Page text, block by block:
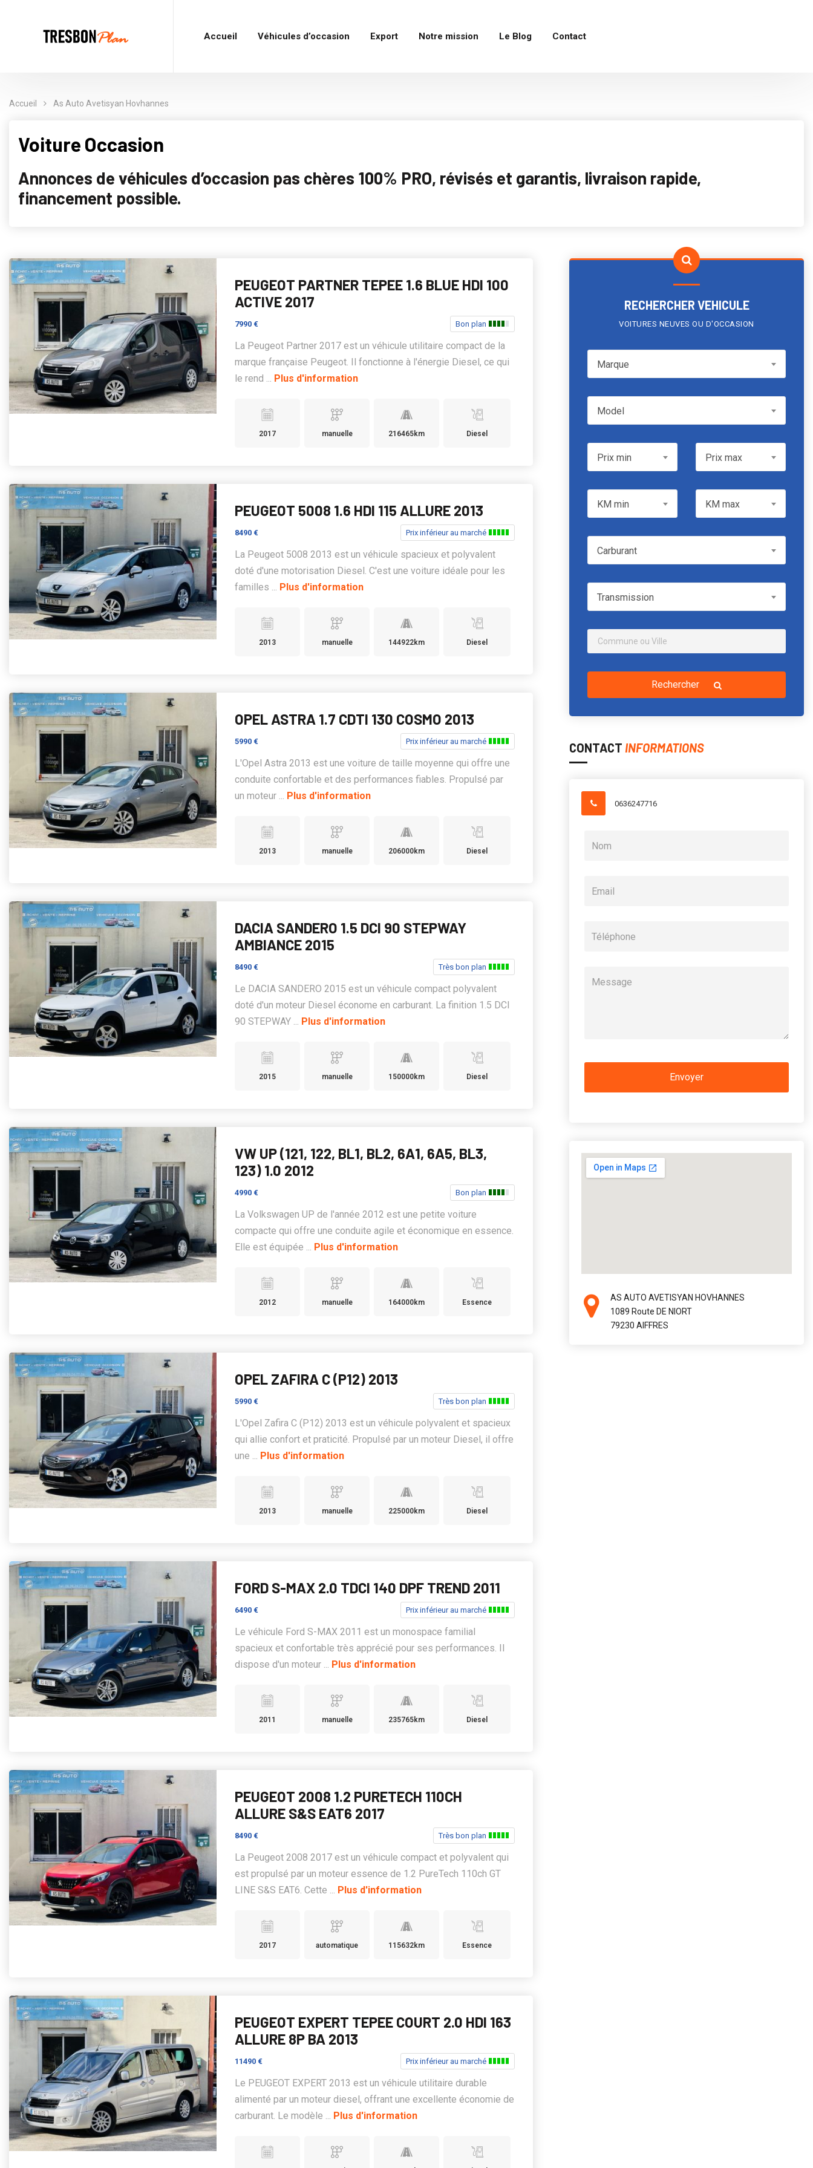
Accueil Véhicules d’occasion Export Notre mission Le Blog Contact
Accueil As Auto Avetisyan Hovhannes
Voiture Occasion
Annonces de véhicules d’occasion pas chères 100% PRO, révisés et garantis, livraison rapide,
financement possible.
PEUGEOT PARTNER TEPEE 1.6 BLUE HDI 100
ACTIVE 2017
7990 € Bon plan
La Peugeot Partner 2017 est un véhicule utilitaire compact de la
marque française Peugeot. Il fonctionne à l'énergie Diesel, ce qui
le rend ... Plus d'information
2017 manuelle 216465km Diesel
PEUGEOT 5008 1.6 HDI 115 ALLURE 2013
8490 € Prix inférieur au marché
La Peugeot 5008 2013 est un véhicule spacieux et polyvalent
doté d'une motorisation Diesel. C'est une voiture idéale pour les
familles ... Plus d'information
2013 manuelle 144922km Diesel
OPEL ASTRA 1.7 CDTI 130 COSMO 2013
5990 € Prix inférieur au marché
L'Opel Astra 2013 est une voiture de taille moyenne qui offre une
conduite confortable et des performances fiables. Propulsé par
un moteur ... Plus d'information
2013 manuelle 206000km Diesel
DACIA SANDERO 1.5 DCI 90 STEPWAY
AMBIANCE 2015
8490 € Très bon plan
Le DACIA SANDERO 2015 est un véhicule compact polyvalent
doté d'un moteur Diesel économe en carburant. La finition 1.5 DCI
90 STEPWAY ... Plus d'information
2015 manuelle 150000km Diesel
VW UP (121, 122, BL1, BL2, 6A1, 6A5, BL3,
123) 1.0 2012
4990 € Bon plan
La Volkswagen UP de l'année 2012 est une petite voiture
compacte qui offre une conduite agile et économique en essence.
Elle est équipée ... Plus d'information
2012 manuelle 164000km Essence
OPEL ZAFIRA C (P12) 2013
5990 € Très bon plan
L'Opel Zafira C (P12) 2013 est un véhicule polyvalent et spacieux
qui allie confort et praticité. Propulsé par un moteur Diesel, il offre
une ... Plus d'information
2013 manuelle 225000km Diesel
FORD S-MAX 2.0 TDCI 140 DPF TREND 2011
6490 € Prix inférieur au marché
Le véhicule Ford S-MAX 2011 est un monospace familial
spacieux et confortable très apprécié pour ses performances. Il
dispose d'un moteur ... Plus d'information
2011 manuelle 235765km Diesel
PEUGEOT 2008 1.2 PURETECH 110CH
ALLURE S&S EAT6 2017
8490 € Très bon plan
La Peugeot 2008 2017 est un véhicule compact et polyvalent qui
est propulsé par un moteur essence de 1.2 PureTech 110ch GT
LINE S&S EAT6. Cette ... Plus d'information
2017 automatique 115632km Essence
PEUGEOT EXPERT TEPEE COURT 2.0 HDI 163
ALLURE 8P BA 2013
11490 € Prix inférieur au marché
Le PEUGEOT EXPERT 2013 est un véhicule utilitaire durable
alimenté par un moteur diesel, offrant une excellente économie de
carburant. Le modèle ... Plus d'information
RECHERCHER VEHICULE
VOITURES NEUVES OU D'OCCASION
MarqueMarque
ModelModel
Prix minPrix min Prix maxPrix max
KM min KM max
CarburantCarburant
TransmissionTransmission
Rechercher
CONTACT INFORMATIONS
0636247716
AS AUTO AVETISYAN HOVHANNES
1089 Route DE NIORT
79230 AIFFRES